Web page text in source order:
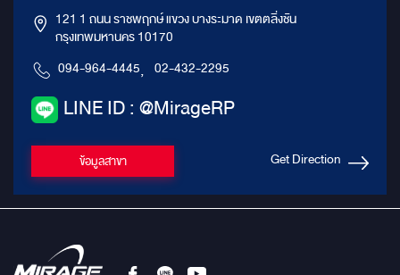
121 1 ถนน ราชพฤกษ์ แขวง บางระมาด เขตตลิ่งชัน
กรุงเทพมหานคร 10170
094-964-4445, 02-432-2295
LINE ID : @MirageRP
ข้อมูลสาขา Get Direction